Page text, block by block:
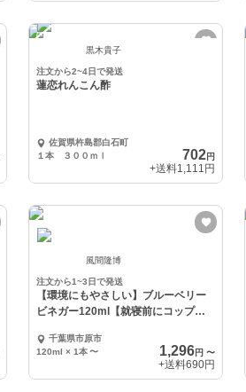
黒木貴子
注文から2~4日で発送
蓮恋れんこん酢
佐賀県杵島郡白石町
１本 ３００ｍｌ
702円
+送料1,111円
風間隆博
注文から1~3日で発送
【環境にもやさしい】ブルーベリー
ビネガー120ml【就寝前にコップ１
千葉県市原市
120ml × 1本 〜 1,296円〜
+送料690円